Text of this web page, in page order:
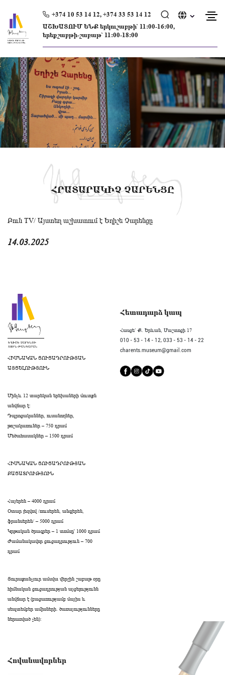
content
+374 10 53 14 12, +374 33 53 14 12
ԱՇԽԱՏՈՒՄ ԵՆՔ երկուշաբթի՝ 11։00-16։00,
երեքշաբթի-շաբաթ՝ 11։00-18։00
ՀՐԱՏԱՐԱԿԻՉ ՉԱՐԵՆՑԸ
Բուն TV/ Այստեղ աշխատում է Եղիշե Չարենցը
14.03.2025
ՀԻՄՆԱԿԱՆ ՑՈՒՑԱԴՐՈՒԹՅԱՆ
ԱՅՑԵԼՈՒԹՅՈՒՆ
Մինչև 12 տարեկան երեխաների մուտքն
անվճար է։
Դպրոցականներ, ուսանողներ,
թոշակառուներ – 750 դրամ
Մեծահասակներ – 1500 դրամ
ՀԻՄՆԱԿԱՆ ՑՈՒՑԱԴՐՈՒԹՅԱՆ
ԲԱՑԱՏՐՈՒԹՅՈՒՆ
Հայերեն – 4000 դրամ
Օտար լեզվով /ռուսերեն, անգլերեն,
ֆրանսերեն/ – 5000 դրամ
Կրթական ծրագրեր – 1 տոմսը՝ 1000 դրամ
Ժամանակավոր ցուցադրություն – 700
դրամ
Յուրաքանչյուր ամսվա վերջին շաբաթ օրը
հիմնական ցուցադրության այցելությունն
անվճար է (բացառությամբ մայիս և
սեպտեմբեր ամիսների․ ծառայությունները
ներառված չեն):
Հետադարձ կապ
Հասցե` Ք. Երևան, Մաշտոցի 17
010 - 53 - 14 - 12, 033 - 53 - 14 - 22
charents.museum@gmail.com
Հովանավորներ